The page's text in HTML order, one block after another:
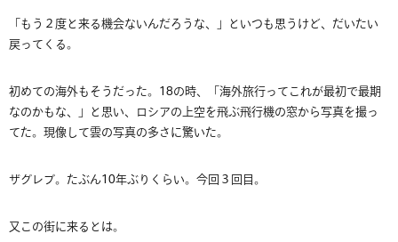
「もう２度と来る機会ないんだろうな、」といつも思うけど、だいたい
戻ってくる。
初めての海外もそうだった。18の時、「海外旅行ってこれが最初で最期
なのかもな、」と思い、ロシアの上空を飛ぶ飛行機の窓から写真を撮っ
てた。現像して雲の写真の多さに驚いた。
ザグレブ。たぶん10年ぶりくらい。今回３回目。
又この街に来るとは。